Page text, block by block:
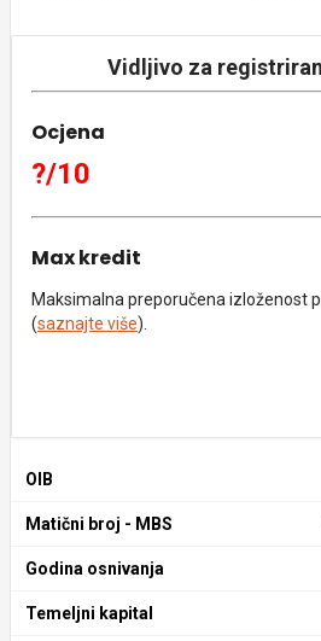
Vidljivo za
Ocjena
?/10
Max kredit
Maksimalna preporučena izloženost
(saznajte više).
OIB
Matični broj - MBS
Godina osnivanja
Temeljni kapital